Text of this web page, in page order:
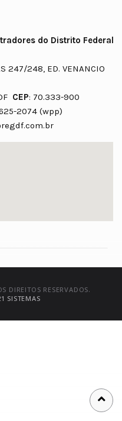
do Distrito Federal
247/248, ED. VENANCIO
CEP: 70.333-900
98625-2074 (wpp)
DIREITOS RESERVADOS.
SISTEMAS